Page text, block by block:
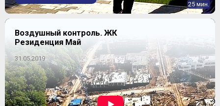
25 мин.
Воздушный контроль. ЖК
Резиденция Май
31.05.2019